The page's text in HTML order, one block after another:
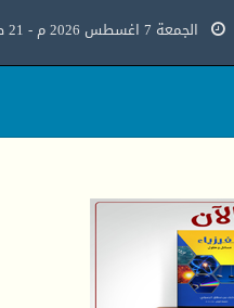
الجمعة 7 اغسطس 2026 م - 21 صفر 1448هـ